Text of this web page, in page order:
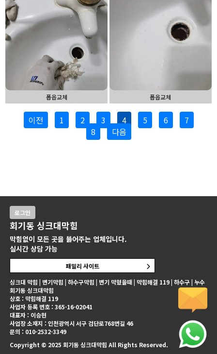
폽옵교체 폽옵교체
이전 1 2 3 4 5 6
7
8
다음
싱크대 막힘 | 변기막힘 | 하수구막힘 | 변기 막혔을때 | 막힘해결 119 | 하수구 | 누수
회기동 싱크대막힘
상호 : 막힘해결 119
사업자 등록 번호 : 365-16-02041
대표자 : 이승현
사업장 소재지 : 인천광역시 서구 검단로768번길 46
문의 : 010-2532-3349
Copyright © 2025 회기동 싱크대막힘 All Rights Reserved.
로그인
회기동 싱크대막힘
막힘없이 모든 곳을 뚫어주는 업체입니다.
실시간 상담 가능
패밀리 사이트